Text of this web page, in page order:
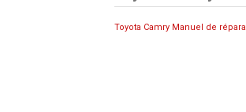
Toyota Camry Manuel de